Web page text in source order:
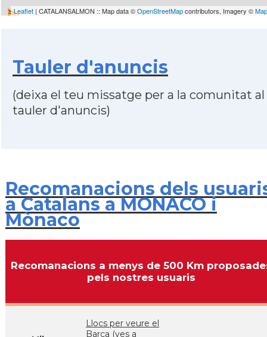
Leaflet | CATALANSALMON :: Map data ©OpenStreetMapcontributors, Imagery ©
Tauler d'anuncis
(deixa el teu missatge per a la comunitat al
tauler d'anuncis)
Recomanacions dels
a Catalans a MONACO i
Mònaco
Recomanacions a menys de 500 Km
pels nostres usuaris
Llocs per veure el
Barça (ves a